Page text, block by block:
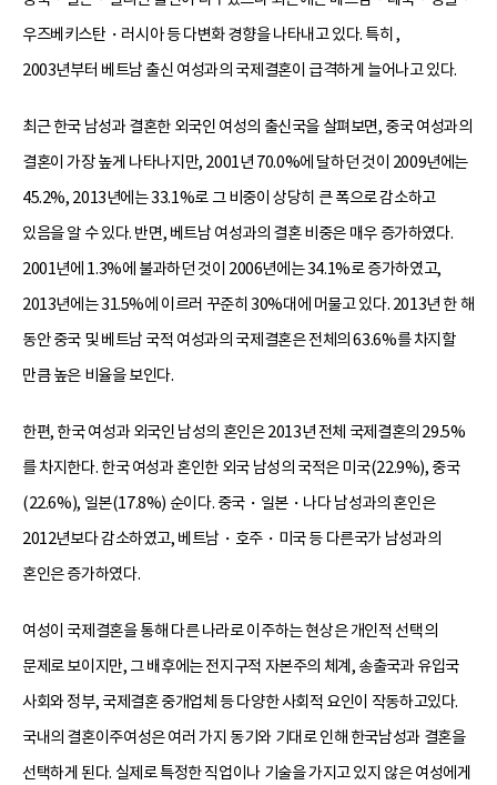
우즈베키스탄・러시아 등 다변화 경향을 나타내고 있다. 특히 ,
2003년부터 베트남 출신 여성과의 국제결혼이 급격하게 늘어나고 있다.
최근 한국 남성과 결혼한 외국인 여성의 출신국을 살펴보면, 중국 여성과의
결혼이 가장 높게 나타나지만, 2001년 70.0%에 달하던 것이 2009년에는
45.2%, 2013년에는 33.1%로 그 비중이 상당히 큰 폭으로 감소하고
있음을 알 수 있다. 반면, 베트남 여성과의 결혼 비중은 매우 증가하였다.
2001년에 1.3%에 불과하던 것이 2006년에는 34.1%로 증가하였고,
2013년에는 31.5%에 이르러 꾸준히 30%대에 머물고 있다. 2013년 한 해
동안 중국 및 베트남 국적 여성과의 국제결혼은 전체의 63.6%를 차지할
만큼 높은 비율을 보인다.
한편, 한국 여성과 외국인 남성의 혼인은 2013년 전체 국제결혼의 29.5%
를 차지한다. 한국 여성과 혼인한 외국 남성의 국적은 미국(22.9%), 중국
(22.6%), 일본(17.8%) 순이다. 중국・일본・나다 남성과의 혼인은
2012년보다 감소하였고, 베트남・호주・미국 등 다른국가 남성과의
혼인은 증가하였다.
여성이 국제결혼을 통해 다른 나라로 이주하는 현상은 개인적 선택의
문제로 보이지만, 그 배후에는 전지구적 자본주의 체계, 송출국과 유입국
사회와 정부, 국제결혼 중개업체 등 다양한 사회적 요인이 작동하고있다.
국내의 결혼이주여성은 여러 가지 동기와 기대로 인해 한국남성과 결혼을
선택하게 된다. 실제로 특정한 직업이나 기술을 가지고 있지 않은 여성에게